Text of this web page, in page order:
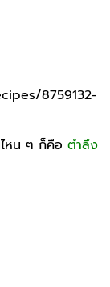
8759132-
หน ๆ ก็คือ ตำลึง